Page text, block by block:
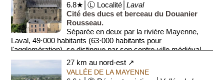
6.8★│Ⓛ Localité│Laval
Cité des ducs et berceau du Douanier
Rousseau.
Séparée en deux par la rivière Mayenne,
Laval, 49·000 habitants (63·000 habitants pour
l'agglomération), se distingue par son centre-ville médiéval
co...
27 km au nord-est ↗
VALLÉE DE LA MAYENNE